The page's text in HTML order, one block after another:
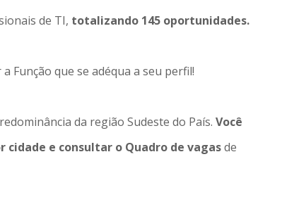
de TI, totalizando 145 oportunidades.
Função que se adéqua a seu perfil!
da região Sudeste do País. Você
e consultar o Quadro de vagasde